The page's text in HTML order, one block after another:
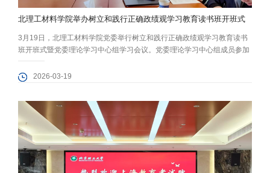
北理工材料学院举办树立和践行正确政绩观学习教育读书班开班式
3月19日，北理工材料学院党委举行树立和践行正确政绩观学习教育读书
班开班式暨党委理论学习中心组学习会议。党委理论学习中心组成员参加
会议。学院党委书记程兴旺主持会议。 程兴旺结合《习近平关于树立和践
行正确政绩观论述摘编》《政绩观偏差主要问题清单》作重点领学。他强
要问题清单...
2026-03-19